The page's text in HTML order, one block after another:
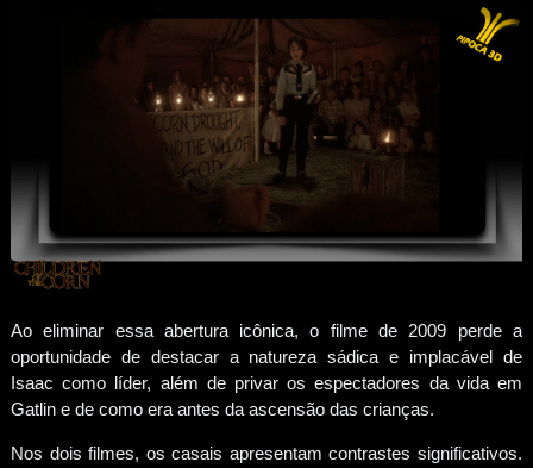
Ao eliminar essa abertura icônica, o filme de 2009 perde a
oportunidade de destacar a natureza sádica e implacável de
Isaac como líder, além de privar os espectadores da vida em
Gatlin e de como era antes da ascensão das crianças.
Nos dois filmes, os casais apresentam contrastes significativos.